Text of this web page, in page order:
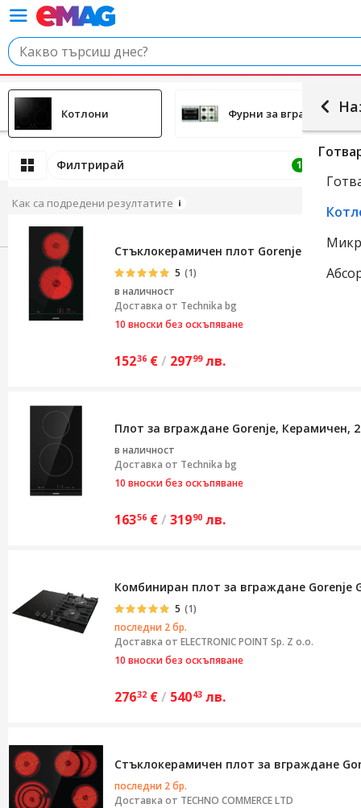
Котлони Фурни за вграждане
Филтрирай 1
Как са подредени резултатите
Стъклокерамичен плот Gorenje
5 (1)
в наличност
Доставка от Technika bg
10 вноски без оскъпяване
15236 €/ 29799 лв.
Плот за вграждане Gorenje, Керамичен,
в наличност
Доставка от Technika bg
10 вноски без оскъпяване
16356 €/ 31990 лв.
Комбиниран плот за вграждане Gorenje
5 (1)
последни 2 бр.
Доставка от ELECTRONIC POINT Sp. Z o.o.
10 вноски без оскъпяване
27632 €/ 54043 лв.
Стъклокерамичен плот за вграждане
последни 2 бр.
Доставка от TECHNO COMMERCE LTD